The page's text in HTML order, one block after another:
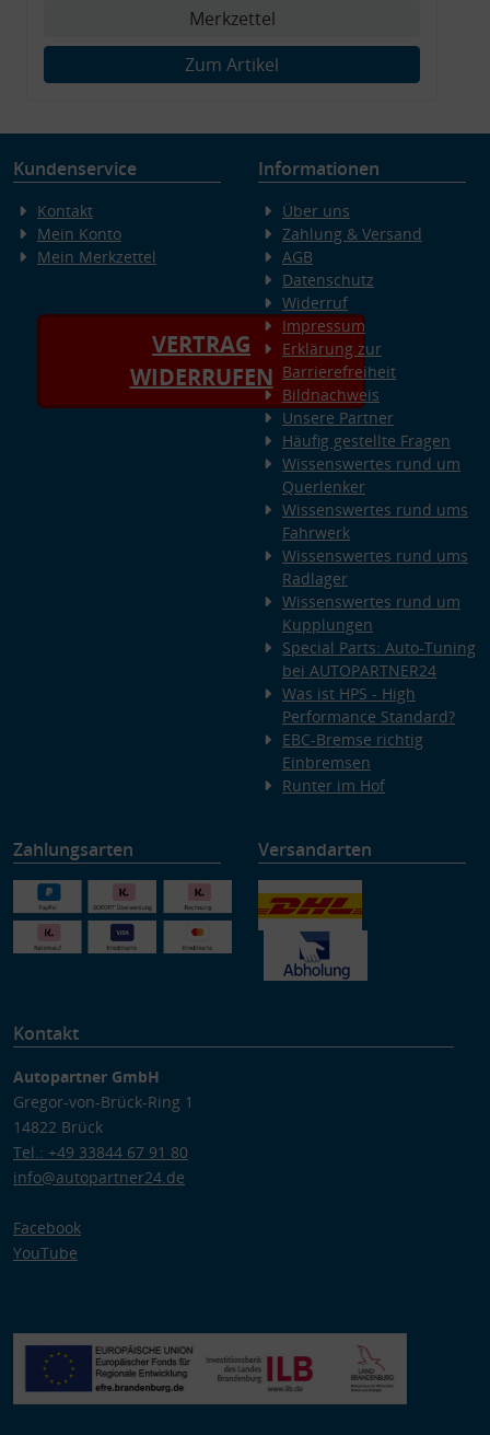
Merkzettel
Zum Artikel
Kundenservice
Kontakt
Mein Konto
Mein Merkzettel
VERTRAG
WIDERRUFEN
Informationen
Über uns
Zahlung & Versand
AGB
Datenschutz
Widerruf
Impressum
Erklärung zur
Barrierefreiheit
Bildnachweis
Unsere Partner
Häufig gestellte Fragen
Wissenswertes rund um
Querlenker
Wissenswertes rund ums
Fahrwerk
Wissenswertes rund ums
Radlager
Wissenswertes rund um
Kupplungen
Special Parts: Auto-Tuning
bei AUTOPARTNER24
Was ist HPS - High
Performance Standard?
EBC-Bremse richtig
Einbremsen
Runter im Hof
Zahlungsarten Versandarten
Kontakt
Autopartner GmbH
Gregor-von-Brück-Ring 1
14822 Brück
Tel.: +49 33844 67 91 80
info@autopartner24.de
Facebook
YouTube